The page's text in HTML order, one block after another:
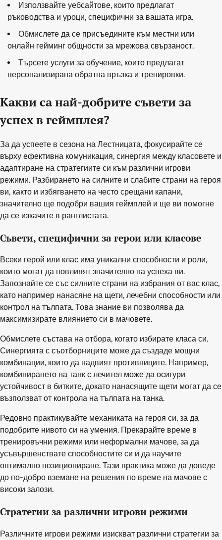
Използвайте уебсайтове, които предлагат
ръководства и уроци, специфични за вашата игра.
Обмислете да се присъедините към местни или
онлайн гейминг общности за мрежова свързаност.
Търсете услуги за обучение, които предлагат
персонализирана обратна връзка и тренировки.
Какви са най-добрите съвети за
успех в геймплея?
За да успеете в сезона на Лестницата, фокусирайте се
върху ефективна комуникация, синергия между класовете и
адаптиране на стратегиите си към различни игрови
режими. Разбирането на силните и слабите страни на героя
ви, както и избягването на често срещани капани,
значително ще подобри вашия геймплей и ще ви помогне
да се изкачите в ранглистата.
Съвети, специфични за герои или класове
Всеки герой или клас има уникални способности и роли,
които могат да повлияят значително на успеха ви.
Запознайте се със силните страни на избрания от вас клас,
като например нанасяне на щети, лечебни способности или
контрол на тълпата. Това знание ви позволява да
максимизирате влиянието си в мачовете.
Обмислете състава на отбора, когато избирате класа си.
Синергията с съотборниците може да създаде мощни
комбинации, които да надвият противниците. Например,
комбинирането на танк с лечител може да осигури
устойчивост в битките, докато нанасящите щети могат да се
възползват от контрола на тълпата на танка.
Редовно практикувайте механиката на героя си, за да
подобрите нивото си на умения. Прекарайте време в
тренировъчни режими или неформални мачове, за да
усъвършенствате способностите си и да научите
оптимално позициониране. Тази практика може да доведе
до по-добро вземане на решения по време на мачове с
високи залози.
Стратегии за различни игрови режими
Различните игрови режими изискват различни стратегии за